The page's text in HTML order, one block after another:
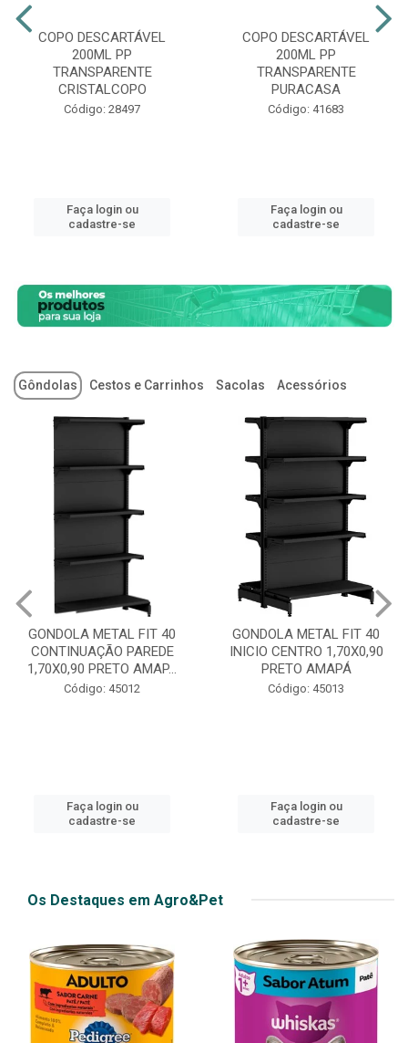
COPO DESCARTÁVEL
200ML PP
TRANSPARENTE
CRISTALCOPO
Código: 28497
Faça login ou
cadastre-se
COPO DESCARTÁVEL
200ML PP
TRANSPARENTE
PURACASA
Código: 41683
Faça login ou
cadastre-se
Gôndolas Cestos e Carrinhos Sacolas Acessórios
GONDOLA METAL FIT 40
CONTINUAÇÃO PAREDE
1,70X0,90 PRETO AMAP...
Código: 45012
Faça login ou
cadastre-se
GONDOLA METAL FIT 40
INICIO CENTRO 1,70X0,90
PRETO AMAPÁ
Código: 45013
Faça login ou
cadastre-se
Os Destaques em Agro&Pet